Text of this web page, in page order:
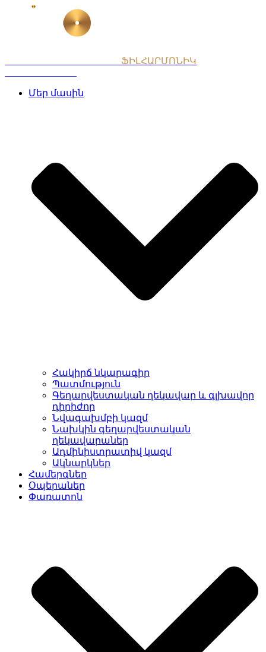
ՖԻԼՀԱՐՄՈՆԻԿ
Մեր մասին
Հակիրճ նկարագիր
Պատմություն
Գեղարվեստական ղեկավար և գլխավոր
դիրիժոր
Նվագախմբի կազմ
Նախկին գեղարվեստական
ղեկավարաներ
Ադմինիստրատիվ կազմ
Ակնարկներ
Համերգներ
Օպերաներ
Փառատոն